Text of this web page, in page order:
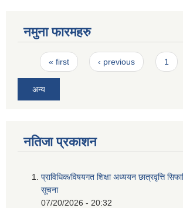
नमुना फारमहरु
Pages
« first ‹ previous 1
अन्य
नतिजा प्रकाशन
प्राविधिक/विषयगत शिक्षा अध्ययन छात्रवृत्ति
सूचना
07/20/2026 - 20:32